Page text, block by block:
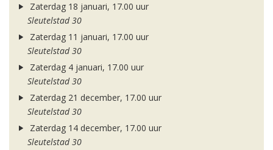
Zaterdag 18 januari, 17.00 uur
Sleutelstad 30
Zaterdag 11 januari, 17.00 uur
Sleutelstad 30
Zaterdag 4 januari, 17.00 uur
Sleutelstad 30
Zaterdag 21 december, 17.00 uur
Sleutelstad 30
Zaterdag 14 december, 17.00 uur
Sleutelstad 30